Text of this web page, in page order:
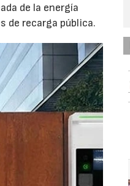
de la energía
de recarga pública.